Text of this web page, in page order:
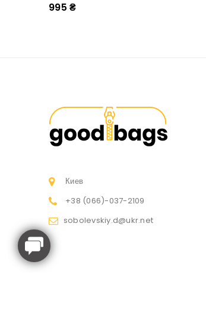
995 ₴
Киев
+38 (066)-037-2109
sobolevskiy.d@ukr.net